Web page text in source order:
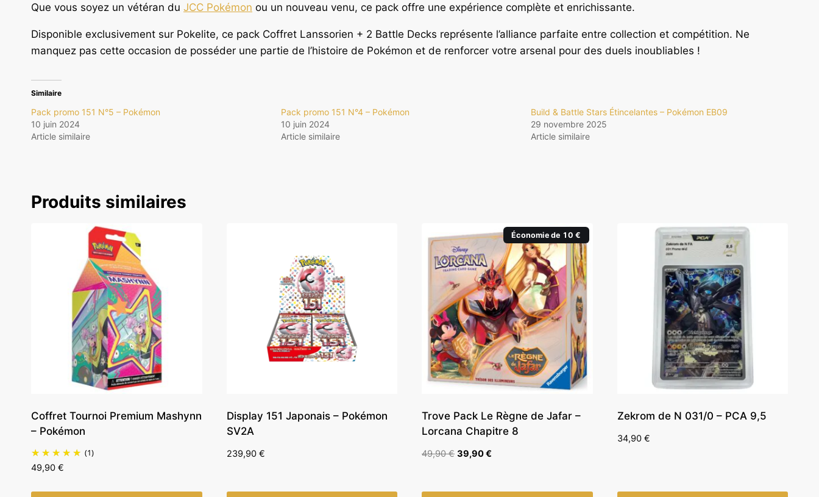
Que vous soyez un vétéran du JCC Pokémon ou un nouveau venu, ce pack offre une expérience complète et enrichissante.
Disponible exclusivement sur Pokelite, ce pack Coffret Lanssorien + 2 Battle Decks représente l’alliance parfaite entre collection et compétition. Ne
manquez pas cette occasion de posséder une partie de l’histoire de Pokémon et de renforcer votre arsenal pour des duels inoubliables !
Similaire
Pack promo 151 N°5 – Pokémon
10 juin 2024
Article similaire
Pack promo 151 N°4 – Pokémon
10 juin 2024
Article similaire
Build & Battle Stars Étincelantes – Pokémon EB09
29 novembre 2025
Article similaire
Produits similaires
Coffret Tournoi Premium Mashynn
– Pokémon
(1)
49,90 €
Display 151 Japonais – Pokémon
SV2A
239,90 €
Économie de 10 €
Trove Pack Le Règne de Jafar –
Lorcana Chapitre 8
49,90€ Le
39,90€
Zekrom de N 031/0 – PCA 9,5
34,90 €